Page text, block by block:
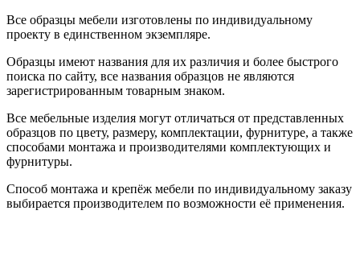
Все образцы мебели изготовлены по индивидуальному
проекту в единственном экземпляре.
Образцы имеют названия для их различия и более быстрого
поиска по сайту, все названия образцов не являются
зарегистрированным товарным знаком.
Все мебельные изделия могут отличаться от представленных
образцов по цвету, размеру, комплектации, фурнитуре, а также
способами монтажа и производителями комплектующих и
фурнитуры.
Способ монтажа и крепёж мебели по индивидуальному заказу
выбирается производителем по возможности её применения.